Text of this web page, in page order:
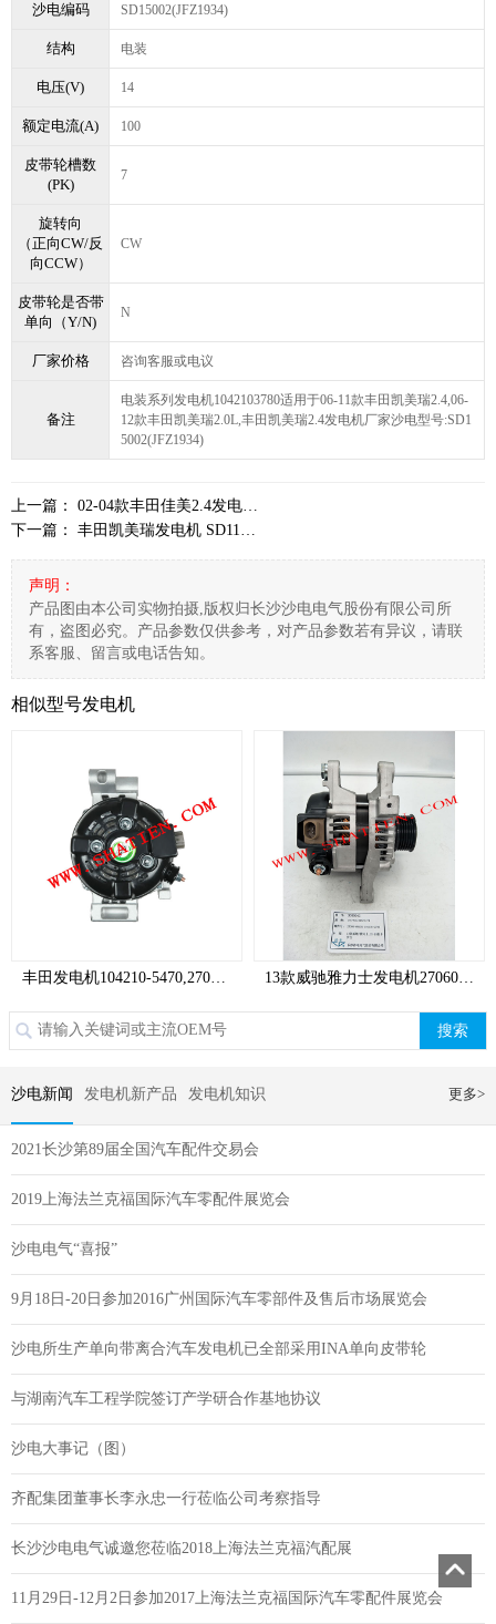
沙电编码 SD15002(JFZ1934)
结构 电装
电压(V) 14
额定电流(A) 100
皮带轮槽数
(PK)
7
旋转向
（正向CW/反
向CCW）
CW
皮带轮是否带
单向（Y/N)
N
厂家价格 咨询客服或电议
备注
电装系列发电机1042103780适用于06-11款丰田凯美瑞2.4,06-
12款丰田凯美瑞2.0L,丰田凯美瑞2.4发电机厂家沙电型号:SD1
5002(JFZ1934)
上一篇： 02-04款丰田佳美2.4发电机27060-28180,SD15040
下一篇： 丰田凯美瑞发电机 SD11411, 0126312055, 27060-0V320
声明：
产品图由本公司实物拍摄,版权归长沙沙电电气股份有限公司所
有，盗图必究。产品参数仅供参考，对产品参数若有异议，请联
系客服、留言或电话告知。
相似型号发电机
丰田发电机104210-5470,2706051010,SD15049 【韩日车系】 13款威驰雅力士发电机270600M100,1042109790,SD15043
搜索
沙电新闻 发电机新产品 发电机知识 更多>
2021长沙第89届全国汽车配件交易会
2019上海法兰克福国际汽车零配件展览会
沙电电气“喜报”
9月18日-20日参加2016广州国际汽车零部件及售后市场展览会
沙电所生产单向带离合汽车发电机已全部采用INA单向皮带轮
与湖南汽车工程学院签订产学研合作基地协议
沙电大事记（图）
齐配集团董事长李永忠一行莅临公司考察指导
长沙沙电电气诚邀您莅临2018上海法兰克福汽配展
11月29日-12月2日参加2017上海法兰克福国际汽车零配件展览会